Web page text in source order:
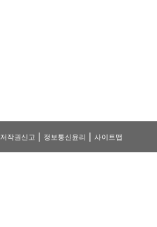
저작권신고 | 정보통신윤리 | 사이트맵